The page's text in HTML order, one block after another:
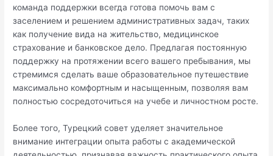
команда поддержки всегда готова помочь вам с
заселением и решением административных задач, таких
как получение вида на жительство, медицинское
страхование и банковское дело. Предлагая постоянную
поддержку на протяжении всего вашего пребывания, мы
стремимся сделать ваше образовательное путешествие
максимально комфортным и насыщенным, позволяя вам
полностью сосредоточиться на учебе и личностном росте.
Более того, Турецкий совет уделяет значительное
внимание интеграции опыта работы с академической